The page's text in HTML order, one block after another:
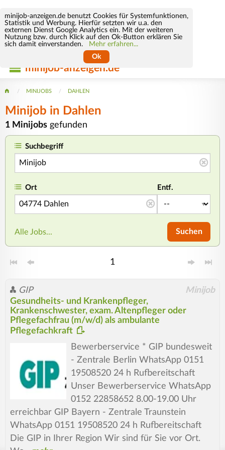
minijob-anzeigen.de benutzt Cookies für Systemfunktionen,
Statistik und Werbung. Hierfür setzten wir u.a. den
externen Dienst Google Analytics ein. Mit der weiteren
Nutzung bzw. durch Klick auf den Ok-Button erklären Sie
sich damit einverstanden.
Mehr erfahren...
Ok
minijob-anzeigen.de
MINIJOBS DAHLEN
Minijob in Dahlen
1 Minijobs gefunden
Suchbegriff
Ort Entf.
Alle Jobs... Suchen
1
GIP Minijob
Gesundheits- und Krankenpfleger,
Krankenschwester, exam. Altenpfleger oder
Pflegefachfrau (m/w/d) als ambulante
Pflegefachkraft
Bewerberservice * GIP bundesweit
- Zentrale Berlin WhatsApp 0151
19508520 24 h Rufbereitschaft
Unser Bewerberservice WhatsApp
0152 22858652 8.00-19.00 Uhr
erreichbar GIP Bayern - Zentrale Traunstein
WhatsApp 0151 19508520 24 h Rufbereitschaft
Die GIP in Ihrer Region Wir sind für Sie vor Ort.